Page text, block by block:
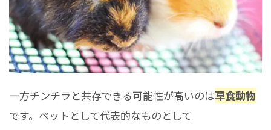
一方チンチラと共存できる可能性が高いのは草食動物
です。ペットとして代表的なものとして